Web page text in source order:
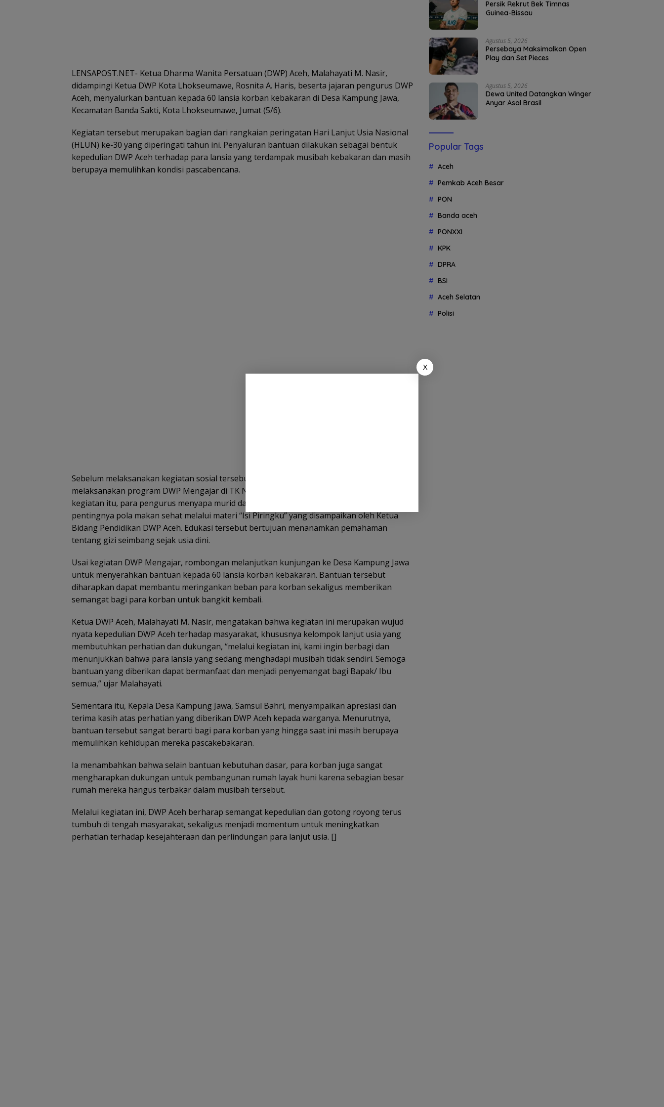
LENSAPOST.NET- Ketua Dharma Wanita Persatuan (DWP) Aceh, Malahayati M. Nasir,
didampingi Ketua DWP Kota Lhokseumawe, Rosnita A. Haris, beserta jajaran pengurus DWP
Aceh, menyalurkan bantuan kepada 60 lansia korban kebakaran di Desa Kampung Jawa,
Kecamatan Banda Sakti, Kota Lhokseumawe, Jumat (5/6).
Kegiatan tersebut merupakan bagian dari rangkaian peringatan Hari Lanjut Usia Nasional
(HLUN) ke-30 yang diperingati tahun ini. Penyaluran bantuan dilakukan sebagai bentuk
kepedulian DWP Aceh terhadap para lansia yang terdampak musibah kebakaran dan masih
berupaya memulihkan kondisi pascabencana.
Sebelum melaksanakan kegiatan sosial tersebut, rombongan DWP Aceh terlebih dahulu
melaksanakan program DWP Mengajar di TK Negeri Pembina Lhokseumawe. Dalam
kegiatan itu, para pengurus menyapa murid dan guru serta memberikan edukasi tentang
pentingnya pola makan sehat melalui materi “Isi Piringku” yang disampaikan oleh Ketua
Bidang Pendidikan DWP Aceh. Edukasi tersebut bertujuan menanamkan pemahaman
tentang gizi seimbang sejak usia dini.
Usai kegiatan DWP Mengajar, rombongan melanjutkan kunjungan ke Desa Kampung Jawa
untuk menyerahkan bantuan kepada 60 lansia korban kebakaran. Bantuan tersebut
diharapkan dapat membantu meringankan beban para korban sekaligus memberikan
semangat bagi para korban untuk bangkit kembali.
Ketua DWP Aceh, Malahayati M. Nasir, mengatakan bahwa kegiatan ini merupakan wujud
nyata kepedulian DWP Aceh terhadap masyarakat, khususnya kelompok lanjut usia yang
membutuhkan perhatian dan dukungan, “melalui kegiatan ini, kami ingin berbagi dan
menunjukkan bahwa para lansia yang sedang menghadapi musibah tidak sendiri. Semoga
bantuan yang diberikan dapat bermanfaat dan menjadi penyemangat bagi Bapak/ Ibu
semua,” ujar Malahayati.
Sementara itu, Kepala Desa Kampung Jawa, Samsul Bahri, menyampaikan apresiasi dan
terima kasih atas perhatian yang diberikan DWP Aceh kepada warganya. Menurutnya,
bantuan tersebut sangat berarti bagi para korban yang hingga saat ini masih berupaya
memulihkan kehidupan mereka pascakebakaran.
Ia menambahkan bahwa selain bantuan kebutuhan dasar, para korban juga sangat
mengharapkan dukungan untuk pembangunan rumah layak huni karena sebagian besar
rumah mereka hangus terbakar dalam musibah tersebut.
Melalui kegiatan ini, DWP Aceh berharap semangat kepedulian dan gotong royong terus
tumbuh di tengah masyarakat, sekaligus menjadi momentum untuk meningkatkan
perhatian terhadap kesejahteraan dan perlindungan para lanjut usia. []
Persik Rekrut Bek Timnas
Guinea-Bissau
Agustus 5, 2026
Persebaya Maksimalkan Open
Play dan Set Pieces
Agustus 5, 2026
Dewa United Datangkan Winger
Anyar Asal Brasil
Popular Tags
Aceh
Pemkab Aceh Besar
PON
Banda aceh
PONXXI
KPK
DPRA
BSI
Aceh Selatan
Polisi
X